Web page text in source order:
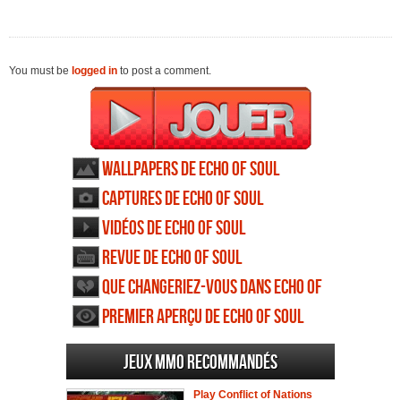
You must be logged in to post a comment.
Wallpapers de Echo of Soul
Captures de Echo of Soul
Vidéos de Echo of Soul
Revue de Echo of Soul
Que changeriez-vous dans Echo of
Soul
Premier aperçu de Echo of Soul
Jeux MMO recommandés
Play Conflict of Nations